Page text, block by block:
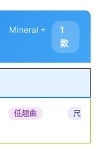
Mineral +
1
款
低翘曲
尺